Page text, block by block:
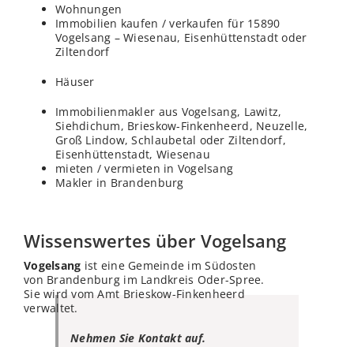
Wohnungen
Immobilien kaufen / verkaufen für 15890
Vogelsang – Wiesenau, Eisenhüttenstadt oder
Ziltendorf
Häuser
Immobilienmakler aus Vogelsang, Lawitz,
Siehdichum, Brieskow-Finkenheerd, Neuzelle,
Groß Lindow, Schlaubetal oder Ziltendorf,
Eisenhüttenstadt, Wiesenau
mieten / vermieten in Vogelsang
Makler in Brandenburg
Wissenswertes über Vogelsang
Vogelsang ist eine Gemeinde im Südosten
von Brandenburg im Landkreis Oder-Spree.
Sie wird vom Amt Brieskow-Finkenheerd
verwaltet.
Nehmen Sie Kontakt auf.